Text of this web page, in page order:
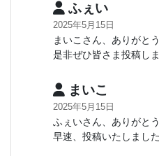
ふぇい
2025年5月15日
まいこさん、ありがと
是非ぜひ皆さま投稿し
まいこ
2025年5月15日
ふぇいさん、ありがと
早速、投稿いたしました